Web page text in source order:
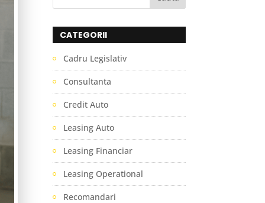
CATEGORII
Cadru Legislativ
Consultanta
Credit Auto
Leasing Auto
Leasing Financiar
Leasing Operational
Recomandari